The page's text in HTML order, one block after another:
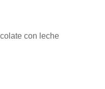
con leche